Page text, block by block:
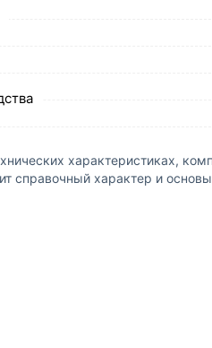
характеристиках,
справочный характер и